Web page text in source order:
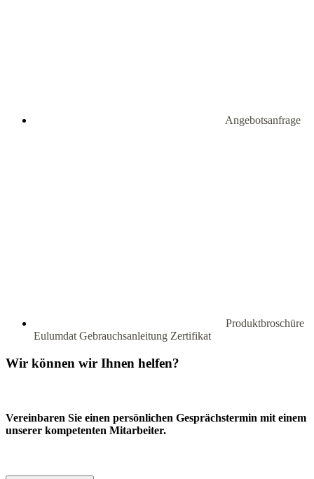
Angebotsanfrage
Produktbroschüre
EulumdatGebrauchsanleitung Zertifikat
Wir können wir Ihnen helfen?
Vereinbaren Sie einen persönlichen Gesprächstermin mit einem
unserer kompetenten Mitarbeiter.